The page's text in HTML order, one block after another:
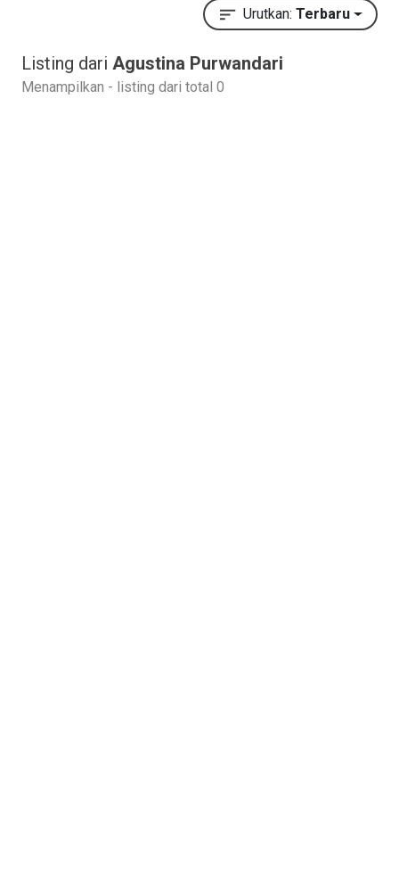
Urutkan: Terbaru
Listing dari Agustina Purwandari
Menampilkan - listing dari total 0